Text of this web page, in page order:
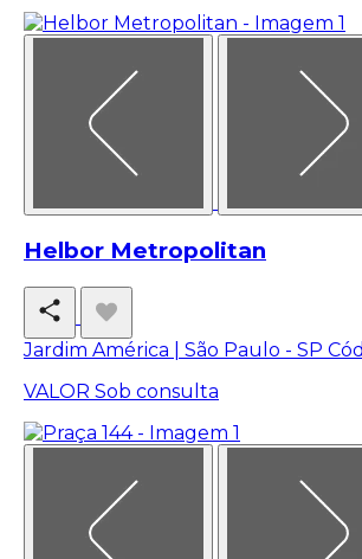
Helbor Metropolitan
Jardim América | São Paulo - SP
VALOR Sob consulta